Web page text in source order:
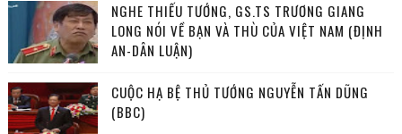
NGHE THIẾU TƯỚNG, GS.TS TRƯƠNG GIANG
LONG NÓI VỀ BẠN VÀ THÙ CỦA VIỆT NAM (ĐỊNH
AN-DÂN LUẬN)
CUỘC HẠ BỆ THỦ TƯỚNG NGUYỄN TẤN DŨNG
(BBC)